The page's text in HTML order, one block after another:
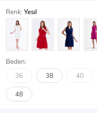
Body Atlet
SPOR GİYİM
Renk:Yesıl
Beden:
36 38 40
48